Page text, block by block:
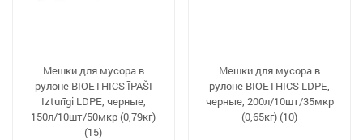
Мешки для мусора в
рулоне BIOETHICS ĪPAŠI
Izturīgi LDPE, черные,
150л/10шт/50мкр (0,79кг)
(15)
Мешки для мусора в
рулоне BIOETHICS LDPE,
черные, 200л/10шт/35мкр
(0,65кг) (10)